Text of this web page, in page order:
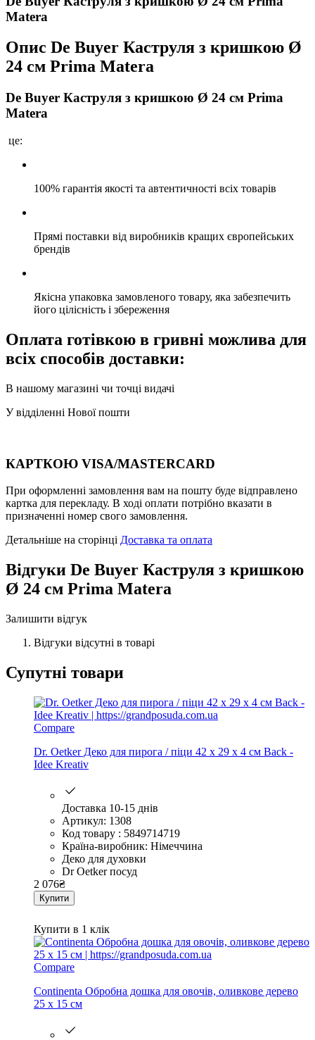
Matera
Опис De Buyer Каструля з кришкою Ø
24 см Prima Matera
De Buyer Каструля з кришкою Ø 24 см Prima
Matera
це:
100% гарантія якості та автентичності всіх товарів
Прямі поставки від виробників кращих європейських
брендів
Якісна упаковка замовленого товару, яка забезпечить
його цілісність і збереження
Оплата готівкою в гривні можлива для
всіх способів доставки:
В нашому магазині чи точці видачі
У відділенні Нової пошти
КАРТКОЮ VISA/MASTERCARD
При оформленні замовлення вам на пошту буде відправлено
картка для перекладу. В ході оплати потрібно вказати в
призначенні номер свого замовлення.
Детальніше на сторінці Доставка та оплата
Відгуки De Buyer Каструля з кришкою
Ø 24 см Prima Matera
Залишити відгук
Відгуки відсутні в товарі
Супутні товари
Compare
Dr. Oetker Деко для пирога / піци 42 x 29 x 4 см Back -
Idee Kreativ
Доставка 10-15 днів
Артикул: 1308
Код товару : 5849714719
Країна-виробник: Німеччина
Деко для духовки
Dr Oetker посуд
2 076₴
Купити
Купити в 1 клік
Compare
Continenta Обробна дошка для овочів, оливкове дерево
25 x 15 см